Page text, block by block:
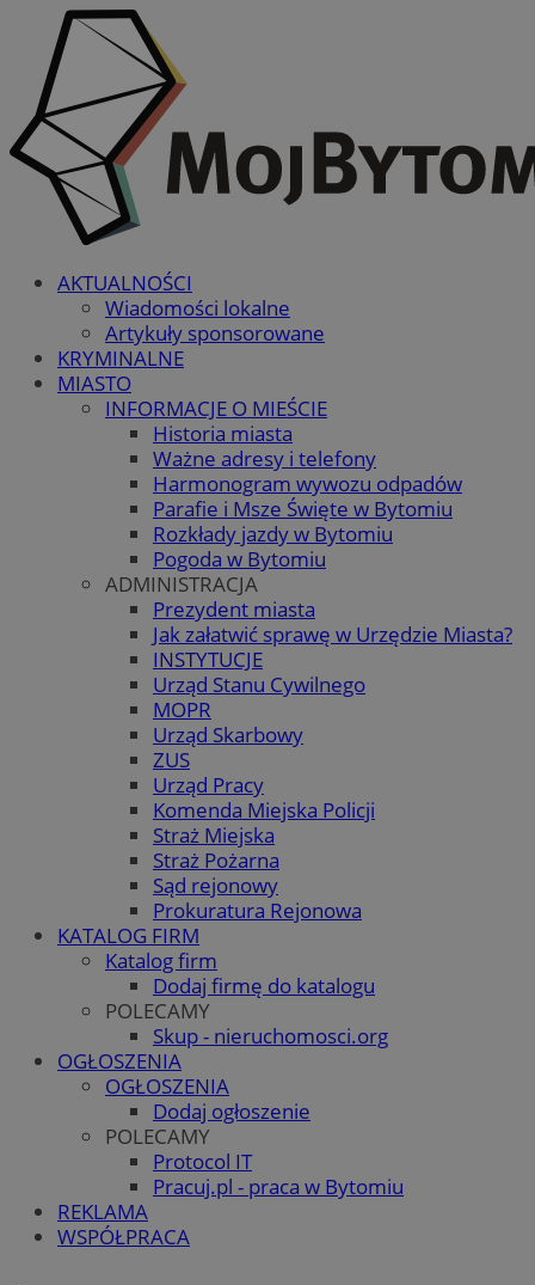
AKTUALNOŚCI
Wiadomości lokalne
Artykuły sponsorowane
KRYMINALNE
MIASTO
INFORMACJE O MIEŚCIE
Historia miasta
Ważne adresy i telefony
Harmonogram wywozu odpadów
Parafie i Msze Święte w Bytomiu
Rozkłady jazdy w Bytomiu
Pogoda w Bytomiu
ADMINISTRACJA
Prezydent miasta
Jak załatwić sprawę w Urzędzie Miasta?
INSTYTUCJE
Urząd Stanu Cywilnego
MOPR
Urząd Skarbowy
ZUS
Urząd Pracy
Komenda Miejska Policji
Straż Miejska
Straż Pożarna
Sąd rejonowy
Prokuratura Rejonowa
KATALOG FIRM
Katalog firm
Dodaj firmę do katalogu
POLECAMY
Skup - nieruchomosci.org
OGŁOSZENIA
OGŁOSZENIA
Dodaj ogłoszenie
POLECAMY
Protocol IT
Pracuj.pl - praca w Bytomiu
REKLAMA
WSPÓŁPRACA